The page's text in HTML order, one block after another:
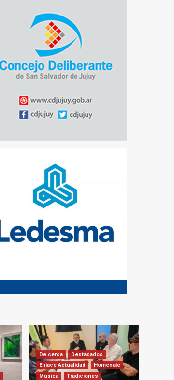
De cerca
Destacados
Enlace Actualidad
Homenaje
Música
Tradiciones